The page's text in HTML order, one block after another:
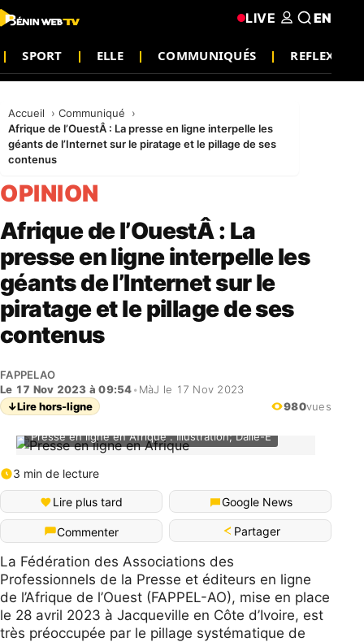
SPORT ELLE COMMUNIQUÉS REFLEXION
LIVE EN
Accueil
Communiqué
Afrique de l’OuestÂ : La presse en ligne interpelle les
géants de l’Internet sur le piratage et le pillage de ses
contenus
OPINION
Afrique de l’OuestÂ : La
presse en ligne interpelle les
géants de l’Internet sur le
piratage et le pillage de ses
contenus
FAPPELAO
Le 17 Nov 2023 à 09:54• MàJ le 17 Nov 2023
↓Lire hors-ligne 980vues
Presse en ligne en Afrique . Illustration; Dalle-E
3 min de lecture
Lire plus tard Google News
Commenter Partager
La Fédération des Associations des
Professionnels de la Presse et éditeurs en ligne
de l’Afrique de l’Ouest (FAPPEL-AO), mise en place
le 28 avril 2023 à Jacqueville en Côte d’Ivoire, est
très préoccupée par le pillage systématique de